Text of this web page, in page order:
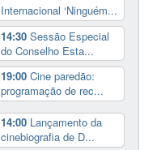
Internacional ‘Ninguém...
14:30Sessão Especial
do Conselho Esta...
19:00Cine paredão:
programação de rec...
14:00 Lançamento da
cinebiografia de D...